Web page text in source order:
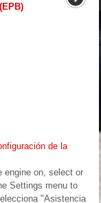
de la
engine on, select or
Settings menu to
"Asistencia